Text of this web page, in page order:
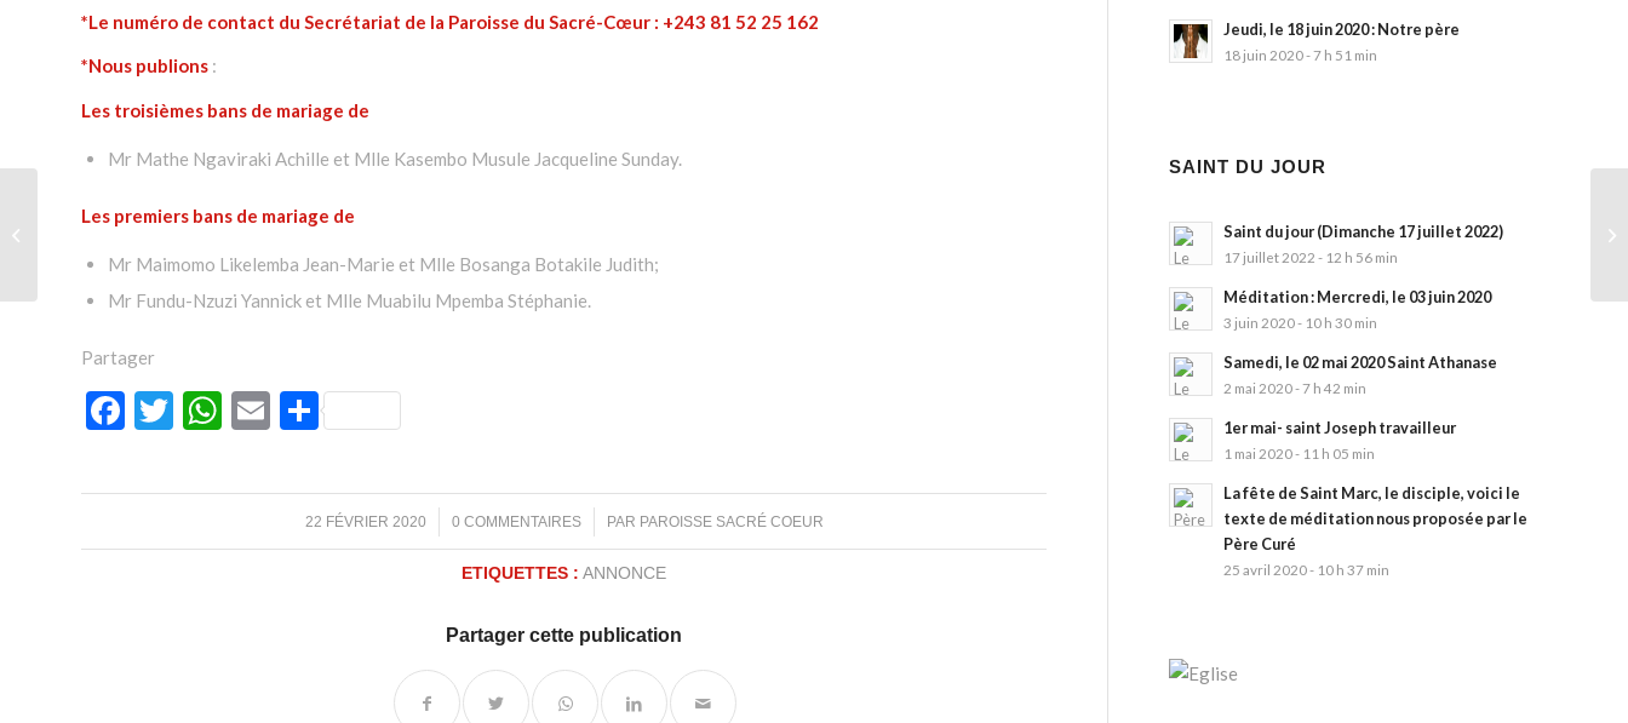
*Le numéro de contact du Secrétariat de la Paroisse du Sacré-Cœur : +243 81 52 25 162
*Nous publions :
Les troisièmes bans de mariage de
Mr Mathe Ngaviraki Achille et Mlle Kasembo Musule Jacqueline Sunday.
Les premiers bans de mariage de
Mr Maimomo Likelemba Jean-Marie et Mlle Bosanga Botakile Judith;
Mr Fundu-Nzuzi Yannick et Mlle Muabilu Mpemba Stéphanie.
Partager
Facebook
Twitter
WhatsApp
EmailPartager
22 FÉVRIER 2020
/ 0 COMMENTAIRES
/ PAR PAROISSE SACRÉ COEUR
ETIQUETTES : ANNONCE
Partager cette publication
Jeudi, le 18 juin 2020 : Notre père
18 juin 2020 - 7 h 51 min
SAINT DU JOUR
Saint du jour (Dimanche 17 juillet 2022)
17 juillet 2022 - 12 h 56 min
Méditation : Mercredi, le 03 juin 2020
3 juin 2020 - 10 h 30 min
Samedi, le 02 mai 2020 Saint Athanase
2 mai 2020 - 7 h 42 min
1er mai- saint Joseph travailleur
1 mai 2020 - 11 h 05 min
La fête de Saint Marc, le disciple, voici le
texte de méditation nous proposée par le
Père Curé
25 avril 2020 - 10 h 37 min
Mon vœu : « La foi : un